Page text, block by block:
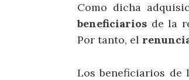
Como dicha
beneficiarios de la
Por tanto, el
Los beneficiarios de